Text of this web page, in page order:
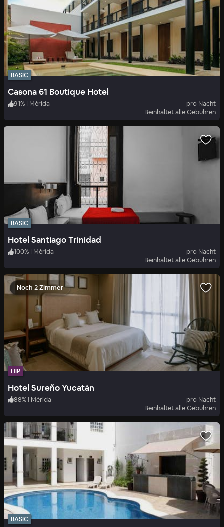
BASIC
Casona 61 Boutique Hotel
91% | Mérida
pro Nacht
Beinhaltet alle Gebühren
BASIC
Hotel Santiago Trinidad
100% | Mérida
pro Nacht
Beinhaltet alle Gebühren
Noch 2 Zimmer
HIP
Hotel Sureño Yucatán
88% | Mérida
pro Nacht
Beinhaltet alle Gebühren
BASIC